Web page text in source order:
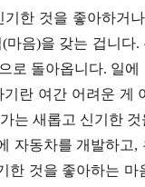
한 것을 좋아하거
음)을 갖는 겁니다
로 돌아옵니다. 일
란 여간 어려운 게
는 새롭고 신기한
자동차를 개발하고
것을 좋아하는